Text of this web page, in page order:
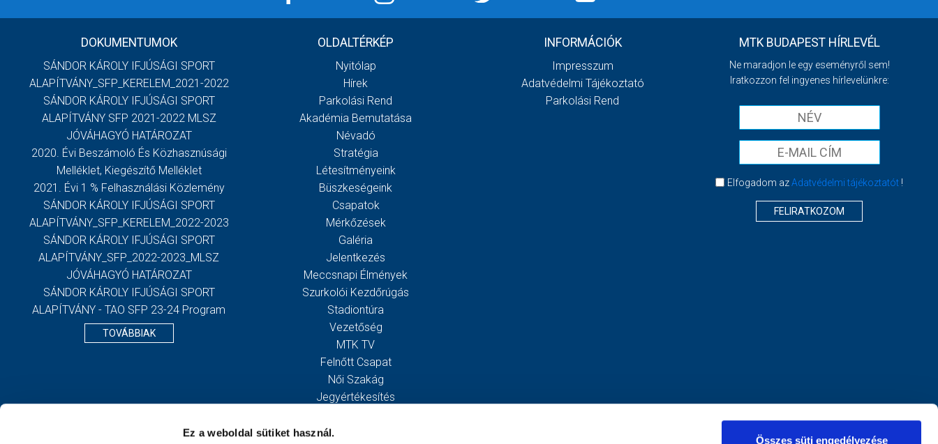
Ez a weboldal sütiket használ.
Összes süti engedélyezése
DOKUMENTUMOK
SÁNDOR KÁROLY IFJÚSÁGI SPORT
ALAPÍTVÁNY_SFP_KERELEM_2021-2022
SÁNDOR KÁROLY IFJÚSÁGI SPORT
ALAPÍTVÁNY SFP 2021-2022 MLSZ
JÓVÁHAGYÓ HATÁROZAT
2020. Évi Beszámoló És Közhasznúsági
Melléklet, Kiegészítő Melléklet
2021. Évi 1 % Felhasználási Közlemény
SÁNDOR KÁROLY IFJÚSÁGI SPORT
ALAPÍTVÁNY_SFP_KERELEM_2022-2023
SÁNDOR KÁROLY IFJÚSÁGI SPORT
ALAPÍTVÁNY_SFP_2022-2023_MLSZ
JÓVÁHAGYÓ HATÁROZAT
SÁNDOR KÁROLY IFJÚSÁGI SPORT
ALAPÍTVÁNY - TAO SFP 23-24 Program
TOVÁBBIAK
OLDALTÉRKÉP
Nyitólap
Hírek
Parkolási Rend
Akadémia Bemutatása
Névadó
Stratégia
Létesítményeink
Büszkeségeink
Csapatok
Mérkőzések
Galéria
Jelentkezés
Meccsnapi Élmények
Szurkolói Kezdőrúgás
Stadiontúra
Vezetőség
MTK TV
Felnőtt Csapat
Női Szakág
Jegyértékesítés
INFORMÁCIÓK
Impresszum
Adatvédelmi Tájékoztató
Parkolási Rend
MTK BUDAPEST HÍRLEVÉL
Ne maradjon le egy eseményről sem!
Iratkozzon fel ingyenes hírlevelünkre:
Elfogadom azAdatvédelmi tájékoztatót !
FELIRATKOZOM